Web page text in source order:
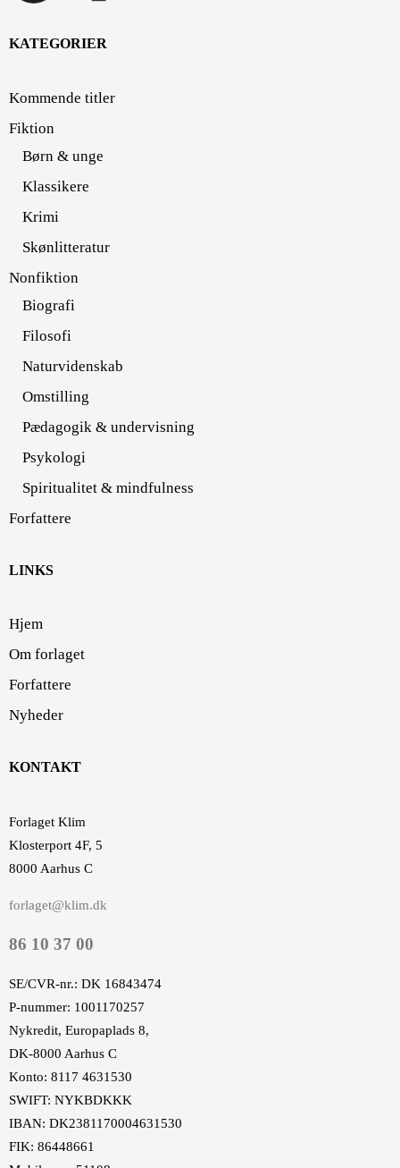
KATEGORIER
Kommende titler
Fiktion
Børn & unge
Klassikere
Krimi
Skønlitteratur
Nonfiktion
Biografi
Filosofi
Naturvidenskab
Omstilling
Pædagogik & undervisning
Psykologi
Spiritualitet & mindfulness
Forfattere
LINKS
Hjem
Om forlaget
Forfattere
Nyheder
KONTAKT
Forlaget Klim
Klosterport 4F, 5
8000 Aarhus C
forlaget@klim.dk
86 10 37 00
SE/CVR-nr.: DK 16843474
P-nummer: 1001170257
Nykredit, Europaplads 8,
DK-8000 Aarhus C
Konto: 8117 4631530
SWIFT: NYKBDKKK
IBAN: DK2381170004631530
FIK: 86448661